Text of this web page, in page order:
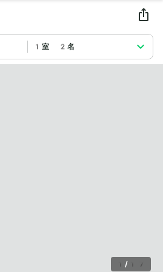
1室 2名
1 / 17